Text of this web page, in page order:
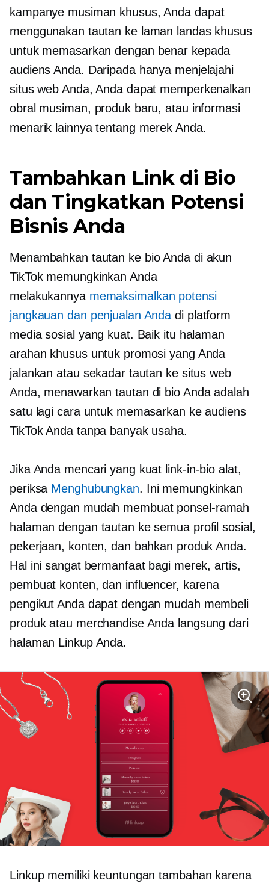
kampanye musiman khusus, Anda dapat
menggunakan tautan ke laman landas khusus
untuk memasarkan dengan benar kepada
audiens Anda. Daripada hanya menjelajahi
situs web Anda, Anda dapat memperkenalkan
obral musiman, produk baru, atau informasi
menarik lainnya tentang merek Anda.
Tambahkan Link di Bio
dan Tingkatkan Potensi
Bisnis Anda
Menambahkan tautan ke bio Anda di akun
TikTok memungkinkan Anda
melakukannya memaksimalkan potensi
jangkauan dan penjualan Anda di platform
media sosial yang kuat. Baik itu halaman
arahan khusus untuk promosi yang Anda
jalankan atau sekadar tautan ke situs web
Anda, menawarkan tautan di bio Anda adalah
satu lagi cara untuk memasarkan ke audiens
TikTok Anda tanpa banyak usaha.
Jika Anda mencari yang kuat link-in-bio alat,
periksa Menghubungkan. Ini memungkinkan
Anda dengan mudah membuat ponsel-ramah
halaman dengan tautan ke semua profil sosial,
pekerjaan, konten, dan bahkan produk Anda.
Hal ini sangat bermanfaat bagi merek, artis,
pembuat konten, dan influencer, karena
pengikut Anda dapat dengan mudah membeli
produk atau merchandise Anda langsung dari
halaman Linkup Anda.
Linkup memiliki keuntungan tambahan karena